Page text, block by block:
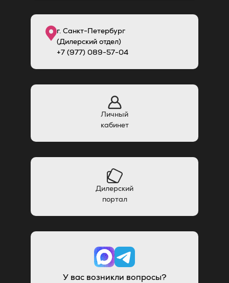
г. Санкт-Петербург
(Дилерский отдел)
+7 (977) 089-57-04
Личный
кабинет
Дилерский
портал
У вас возникли вопросы?